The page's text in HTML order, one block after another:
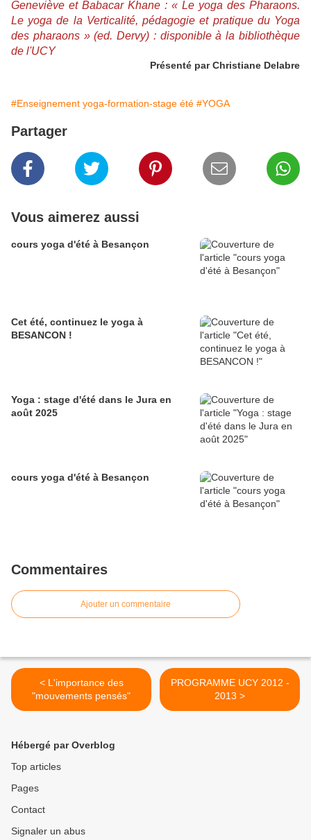
Geneviève et Babacar Khane : « Le yoga des Pharaons.
Le yoga de la Verticalité, pédagogie et pratique du Yoga
des pharaons » (ed. Dervy) : disponible à la bibliothèque
de l'UCY
Présenté par Christiane Delabre
#Enseignement yoga-formation-stage été #YOGA
Partager
Vous aimerez aussi
cours yoga d'été à Besançon
Cet été, continuez le yoga à
BESANCON !
Yoga : stage d'été dans le Jura en
août 2025
cours yoga d'été à Besançon
Commentaires
Ajouter un commentaire
< L'importance des
"mouvements pensés"
PROGRAMME UCY 2012 -
2013 >
Hébergé par Overblog
Top articles
Pages
Contact
Signaler un abus